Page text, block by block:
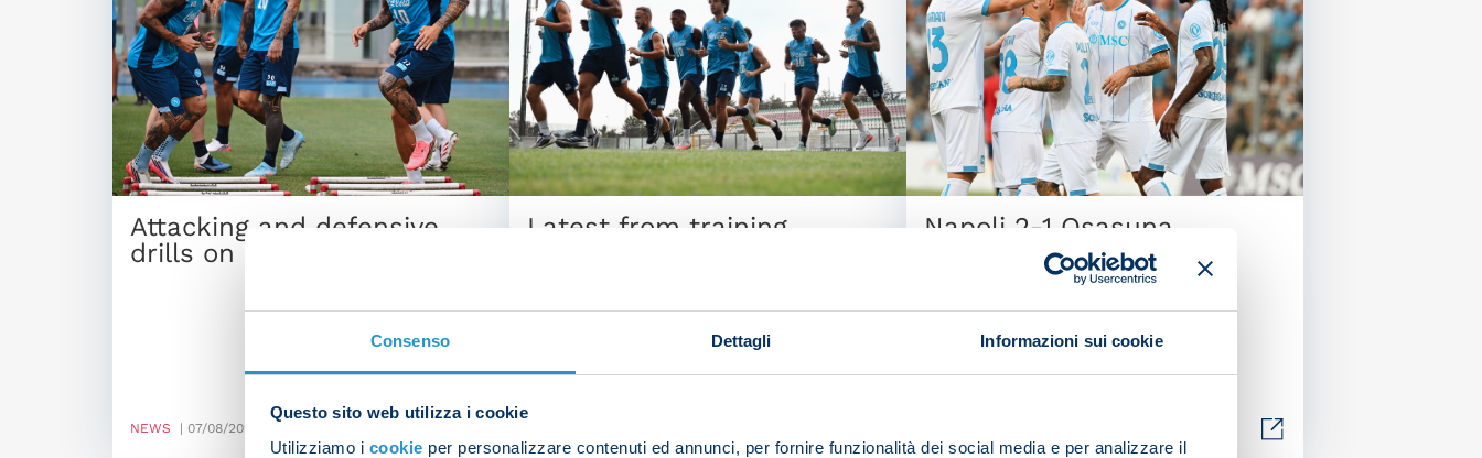
Consenso Dettagli Informazioni sui cookie
Questo sito web utilizza i cookie
Utilizziamo i cookie per personalizzare contenuti ed annunci, per fornire funzionalità dei social media e per analizzare il
Attacking and defensive
drills on Friday
NEWS | 07/08/2026
Latest from training Napoli 2-1 Osasuna